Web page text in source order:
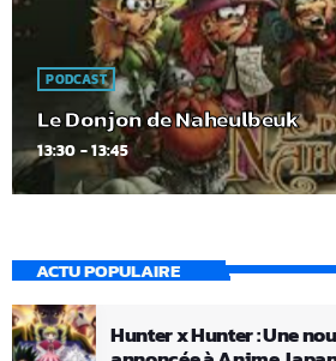
PODCAST
Le Donjon de Naheulbeuk
13:30 - 13:45
ACTU POPULAIRE
Hunter x Hunter : Une